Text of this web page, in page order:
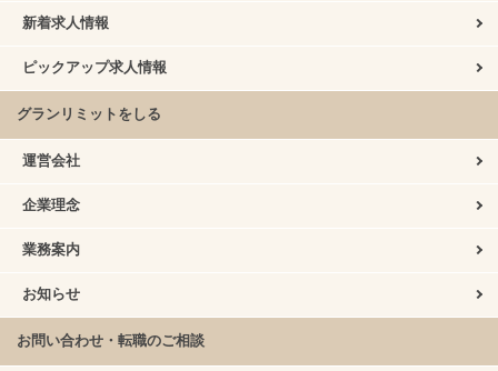
新着求人情報
ピックアップ求人情報
グランリミットをしる
運営会社
企業理念
業務案内
お知らせ
お問い合わせ・転職のご相談